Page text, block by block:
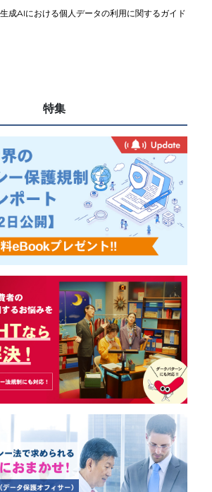
成AIにおける個人データの利用に関するガイド
特集